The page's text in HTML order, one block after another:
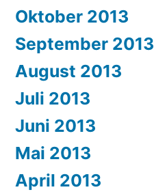
Oktober 2013
September 2013
August 2013
Juli 2013
Juni 2013
Mai 2013
April 2013